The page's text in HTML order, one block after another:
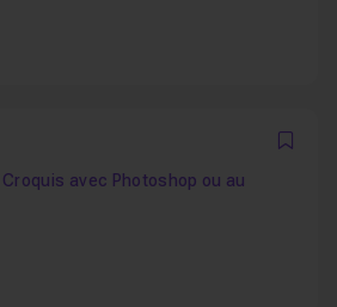
avec Photoshop ou au